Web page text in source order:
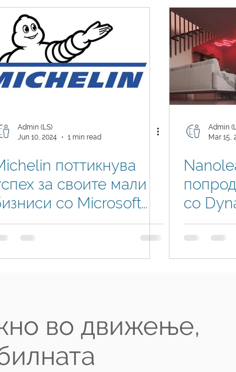
Admin (LS)
Jun 10, 2024
1 min read
поттикнува
за своите мали
со Microsoft
365 Business
Admin
Mar 15,
Nanoleaf
со
во движење,